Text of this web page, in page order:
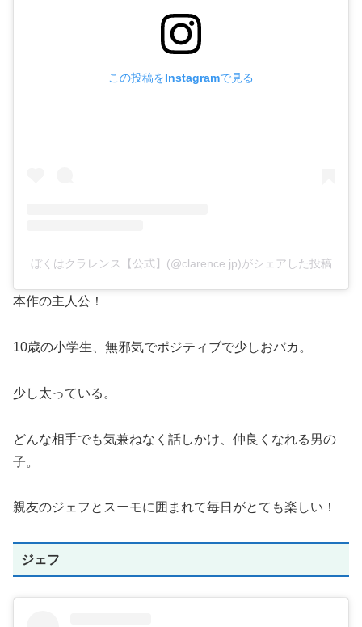
この投稿をInstagramで見る
ぼくはクラレンス【公式】(@clarence.jp)がシェアした投稿
本作の主人公！
10歳の小学生、無邪気でポジティブで少しおバカ。
少し太っている。
どんな相手でも気兼ねなく話しかけ、仲良くなれる男の
子。
親友のジェフとスーモに囲まれて毎日がとても楽しい！
ジェフ